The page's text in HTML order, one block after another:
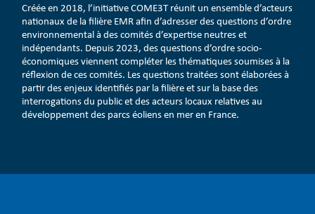
Créée en 2018, l’initiative COME3T réunit un ensemble d’acteurs
nationaux de la filière EMR afin d’adresser des questions d’ordre
environnemental à des comités d’expertise neutres et
indépendants. Depuis 2023, des questions d’ordre socio-
économiques viennent compléter les thématiques soumises à la
réflexion de ces comités. Les questions traitées sont élaborées à
partir des enjeux identifiés par la filière et sur la base des
interrogations du public et des acteurs locaux relatives au
développement des parcs éoliens en mer en France.